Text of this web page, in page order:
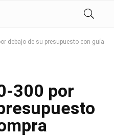
debajo de su presupuesto con guía
300 por